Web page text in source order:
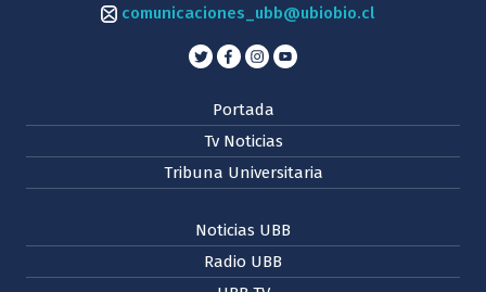
comunicaciones_ubb@ubiobio.cl
Portada
Tv Noticias
Tribuna Universitaria
Noticias UBB
Radio UBB